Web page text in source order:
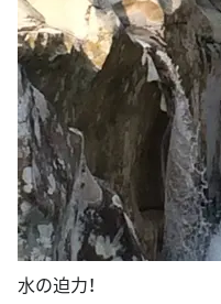
水の迫力！
いきなり狭くなってるか